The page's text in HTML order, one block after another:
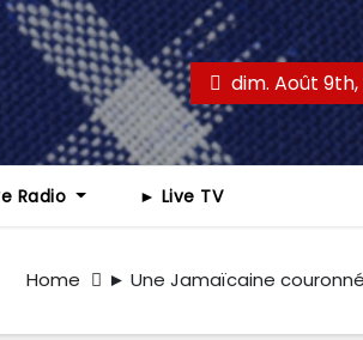
dim. Août
Radio ► Live TV
Home ► Une Jamaïcaine